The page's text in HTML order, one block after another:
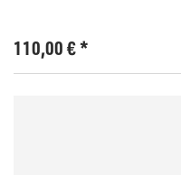
110,00€*